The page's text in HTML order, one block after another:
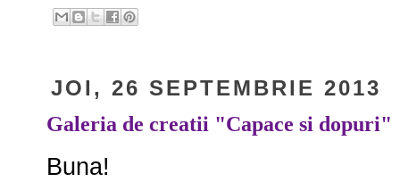
JOI, 26 SEPTEMBRIE 2013
Galeria de creatii "Capace si dopuri"
Buna!